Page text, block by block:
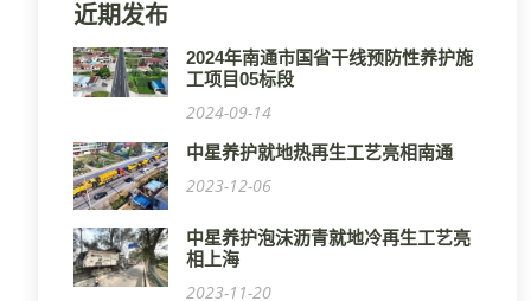
近期发布
2024年南通市国省干线预防性养护施
工项目05标段
2024-09-14
中星养护就地热再生工艺亮相南通
2023-12-06
中星养护泡沫沥青就地冷再生工艺亮
相上海
2023-11-20